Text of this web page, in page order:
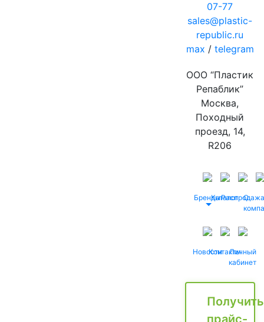
07-77
sales@plastic-
republic.ru
max / telegram
ООО “Пластик
Репаблик”
Москва,
Походный
проезд, 14,
R206
БрендыКаталог
Распродажа
О
НовостиКонтактыЛичный
кабинет
Получить